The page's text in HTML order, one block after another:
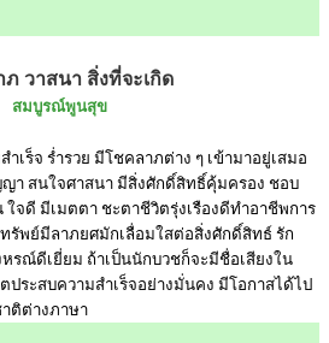
วาสนา สิ่งที่จะเกิด
สมบูรณ์พูนสุข
เร็จ ร่ำรวย มีโชคลาภต่าง ๆ เข้ามาอยู่เสมอ
า สนใจศาสนา มีสิ่งศักดิ์สิทธิ์คุ้มครอง ชอบ
จดี มีเมตตา ชะตาชีวิตรุ่งเรืองดีทำอาชีพการ
รัพย์มีลาภยศมักเลื่อมใสต่อสิ่งศักดิ์สิทธ์ รัก
รณ์ดีเยี่ยม ถ้าเป็นนักบวชก็จะมีชื่อเสียงใน
ประสบความสำเร็จอย่างมั่นคง มีโอกาสได้ไป
ติต่างภาษา